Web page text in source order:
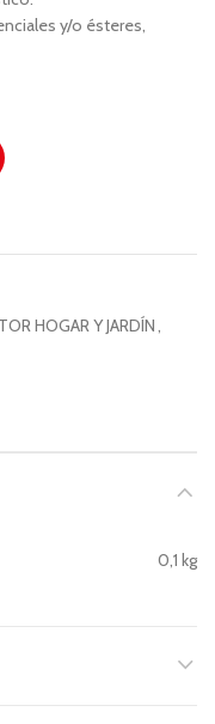
y/o ésteres,
HOGAR Y JARDÍN
0,1 kg